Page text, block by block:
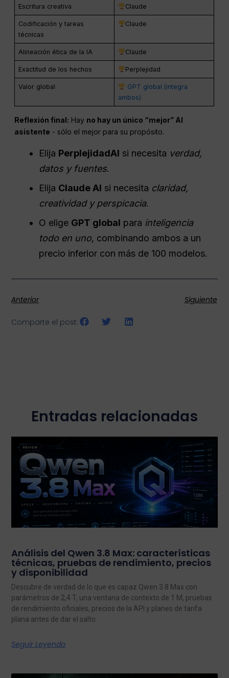
Escritura creativa Claude
Codificación y tareas
técnicas
Claude
Alineación ética de la IA Claude
Exactitud de los hechos Perplejidad
Valor global
GPT global (integra
ambos)
Reflexión final: Hay no hay un único “mejor” AI
asistente - sólo el mejor para su propósito.
Elija PerplejidadAI si necesita verdad,
datos y fuentes.
Elija Claude AI si necesita claridad,
creatividad y perspicacia.
O elige GPT global para inteligencia
todo en uno, combinando ambos a un
precio inferior con más de 100 modelos.
Anterior Siguiente
Comparte el post:
Entradas relacionadas
Análisis del Qwen 3.8 Max: características
técnicas, pruebas de rendimiento, precios
y disponibilidad
Descubre de verdad de lo que es capaz Qwen 3.8 Max con
parámetros de 2,4 T, una ventana de contexto de 1 M, pruebas
de rendimiento oficiales, precios de la API y planes de tarifa
plana antes de dar el salto.
Seguir Leyendo